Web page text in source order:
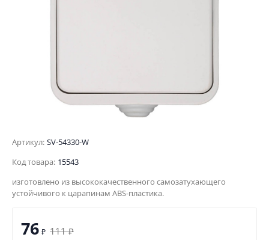
Артикул: SV-54330-W
Код товара: 15543
изготовлено из высококачественного самозатухающего
устойчивого к царапинам ABS-пластика.
76 ₽ 111 ₽